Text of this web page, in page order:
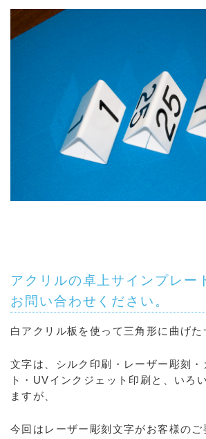
アクリルの卓上サインプレー
お問い合わせください。
白アクリル板を使って三角形に曲げた
文字は、シルク印刷・レーザー彫刻
ト・UVインクジェット印刷と、いろ
ますが、
今回はレーザー彫刻文字がお客様のご